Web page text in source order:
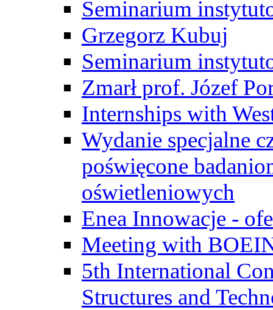
Seminarium
Grzegorz Kubuj
Seminarium
Zmarł prof. Józef
Internships with
Wydanie specjalne
poświęcone
oświetleniowych
Enea Innowacje -
Meeting with
5th International
Structures and